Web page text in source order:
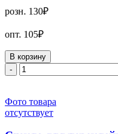
розн. 130₽
опт. 105₽
В корзину
-
Фото товара
отсутствует